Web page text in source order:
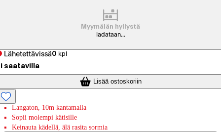
Myymälän hyllystä
ladataan...
Lähetettävissä0 kpl
saatavilla
Lisää ostoskoriin
Langaton, 10m kantamalla
Sopii molempi kätisille
Keinauta kädellä, älä rasita sormia